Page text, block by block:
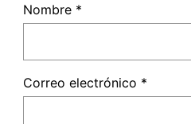
Nombre *
Correo electrónico *